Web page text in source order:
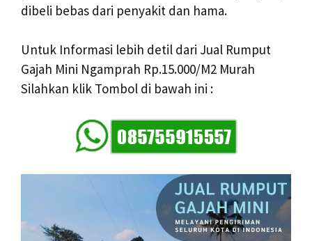
dibeli bebas dari penyakit dan hama.
Untuk Informasi lebih detil dari Jual Rumput
Gajah Mini Ngamprah Rp.15.000/M2 Murah
Silahkan klik Tombol di bawah ini :